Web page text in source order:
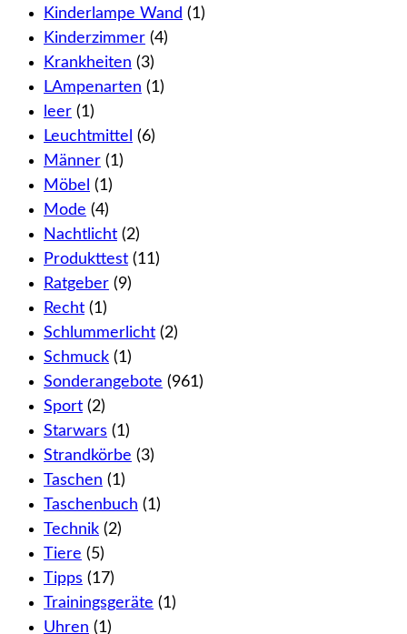
Kinderlampe Wand (1)
Kinderzimmer (4)
Krankheiten (3)
LAmpenarten (1)
leer (1)
Leuchtmittel (6)
Männer (1)
Möbel (1)
Mode (4)
Nachtlicht (2)
Produkttest (11)
Ratgeber (9)
Recht (1)
Schlummerlicht (2)
Schmuck (1)
Sonderangebote (961)
Sport (2)
Starwars (1)
Strandkörbe (3)
Taschen (1)
Taschenbuch (1)
Technik (2)
Tiere (5)
Tipps (17)
Trainingsgeräte (1)
Uhren (1)